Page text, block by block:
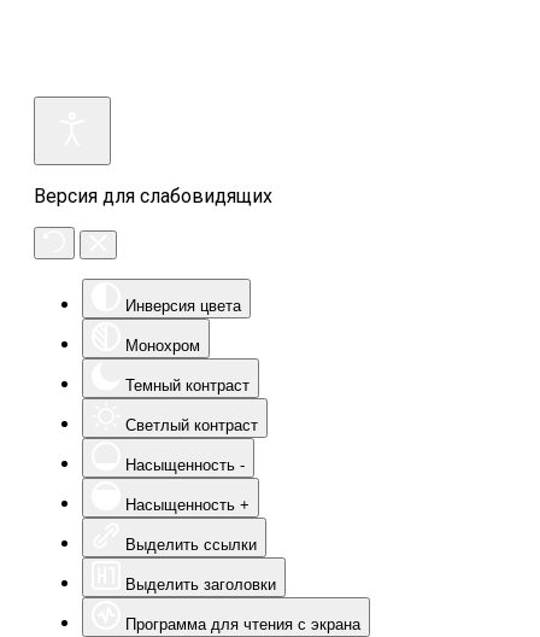
Версия для слабовидящих
Инверсия цвета
Монохром
Темный контраст
Светлый контраст
Насыщенность -
Насыщенность +
Выделить ссылки
Выделить заголовки
Программа для чтения с экрана